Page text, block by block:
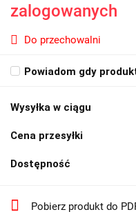
zalogowanych
Do przechowalni
Powiadom gdy
Wysyłka w ciągu
Cena przesyłki
Dostępność
Pobierz produkt do